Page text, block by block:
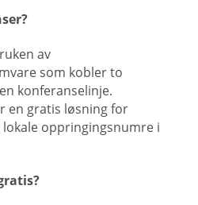
av
som kobler to
konferanselinje.
en gratis løsning for
oppringingsnumre i